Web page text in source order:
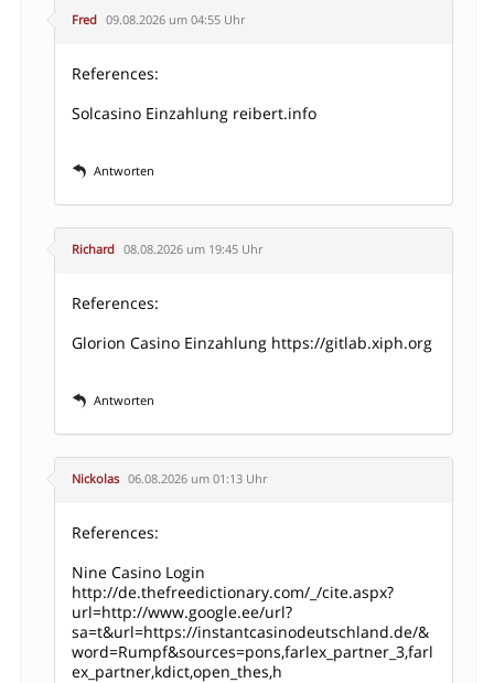
Fred 09.08.2026 um 04:55 Uhr
References:
Solcasino Einzahlung reibert.info
Antworten
Richard 08.08.2026 um 19:45 Uhr
References:
Glorion Casino Einzahlung https://gitlab.xiph.org
Antworten
Nickolas 06.08.2026 um 01:13 Uhr
References:
Nine Casino Login
http://de.thefreedictionary.com/_/cite.aspx?
url=http://www.google.ee/url?
sa=t&url=https://instantcasinodeutschland.de/&
word=Rumpf&sources=pons,farlex_partner_3,farl
ex_partner,kdict,open_thes,h